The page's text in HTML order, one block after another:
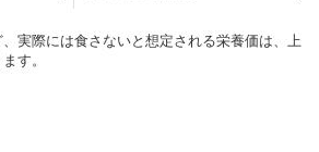
実際には食さないと想定される栄養価は、上
す。